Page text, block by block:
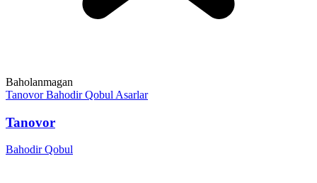
Baholanmagan
Tanovor Bahodir Qobul Asarlar
Tanovor
Bahodir Qobul